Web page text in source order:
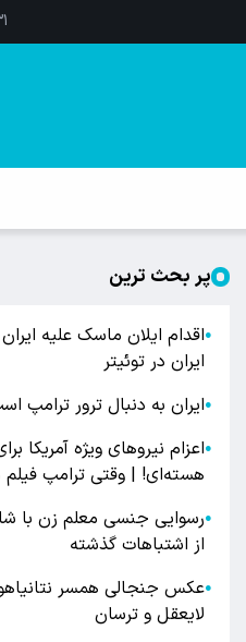
پر بحث ترین
●اقدام ایلان ماسک علیه
ایران در توئیتر
●ایران به دنبال ترور ترامپ
●اعزام نیروهای ویژه آمریکا
هسته‌ای! | وقتی ترامپ فیلم
●
از اشتباهات گذشته
●عکس جنجالی همسر
لایعقل و ترسان